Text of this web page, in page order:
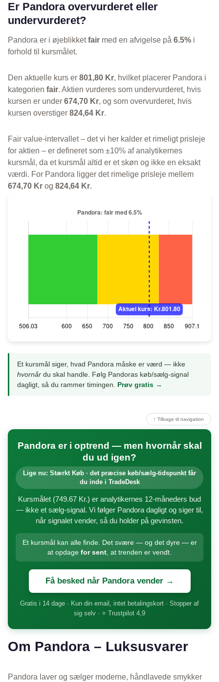
Er Pandora overvurderet eller
undervurderet?
Pandora er i øjeblikketfair med en afvigelse på 6.5% i
forhold til kursmålet.
Den aktuelle kurs er 801,80 Kr, hvilket placerer Pandora i
kategorien fair. Aktien vurderes som undervurderet, hvis
kursen er under 674,70 Kr, og som overvurderet, hvis
kursen overstiger 824,64 Kr.
Fair value-intervallet – det vi her kalder et rimeligt prisleje
for aktien – er defineret som ±10% af analytikernes
kursmål, da et kursmål altid er et skøn og ikke en eksakt
værdi. For Pandora ligger det rimelige prisleje mellem
674,70 Kr og 824,64 Kr.
Et kursmål siger, hvad Pandora måske er værd — ikke
hvornår du skal handle. Følg Pandoras køb/sælg-signal
dagligt, så du rammer timingen. Prøv gratis →
↑ Tilbage til navigation
Pandora er i optrend — men hvornår skal
du ud igen?
Lige nu: Stærkt Køb · det præcise køb/sælg-tidspunkt får
du inde i TradeDesk
Kursmålet (749.67 Kr.) er analytikernes 12-måneders bud
— ikke et sælg-signal. Vi følger Pandora dagligt og siger til,
når signalet vender, så du holder på gevinsten.
Et kursmål kan alle finde. Det svære — og det dyre — er
at opdage for sent, at trenden er vendt.
Få besked når Pandora vender →
Gratis i 14 dage · Kun din email, intet betalingskort · Stopper af
sig selv · ⭐ Trustpilot 4,9
Om Pandora – Luksusvarer
Pandora laver og sælger moderne, håndlavede smykker